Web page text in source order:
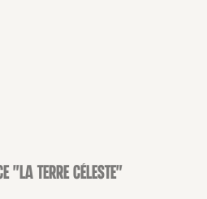
"La Terre céleste"